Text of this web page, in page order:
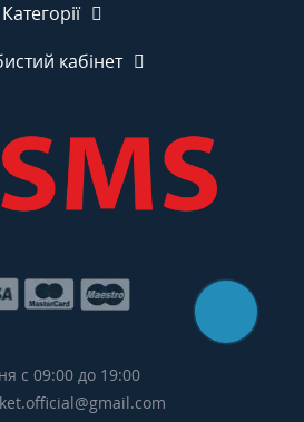
Категорії
кабінет
с 09:00 до 19:00